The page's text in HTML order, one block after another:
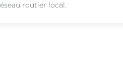
routier local.